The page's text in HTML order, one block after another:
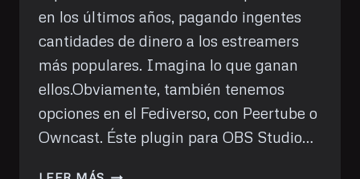
en los últimos años, pagando ingentes
cantidades de dinero a los estreamers
más populares. Imagina lo que ganan
ellos.Obviamente, también tenemos
opciones en el Fediverso, con Peertube o
Owncast. Éste plugin para OBS Studio…
EMISIÓN